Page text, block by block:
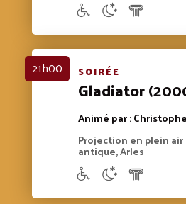
21h00 SOIRÉE
Gladiator
Animé par :
Projection en plein air
antique, Arles